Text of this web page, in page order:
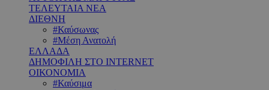
ΤΕΛΕΥΤΑΙΑ ΝΕΑ
ΔΙΕΘΝΗ
#Καύσωνας
#Μέση Ανατολή
ΕΛΛΑΔΑ
ΔΗΜΟΦΙΛΗ ΣΤΟ INTERNET
ΟΙΚΟΝΟΜΙΑ
#Καύσιμα